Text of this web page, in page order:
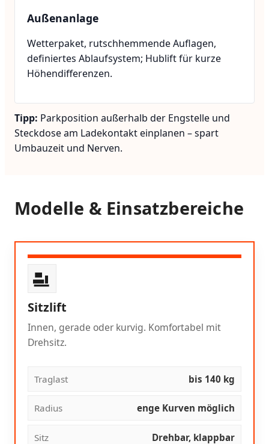
Außenanlage
Wetterpaket, rutschhemmende Auflagen,
definiertes Ablaufsystem; Hublift für kurze
Höhendifferenzen.
Tipp: Parkposition außerhalb der Engstelle und
Steckdose am Ladekontakt einplanen – spart
Umbauzeit und Nerven.
Modelle & Einsatzbereiche
Sitzlift
Innen, gerade oder kurvig. Komfortabel mit
Drehsitz.
Traglast bis 140 kg
Radius enge Kurven möglich
Sitz Drehbar, klappbar